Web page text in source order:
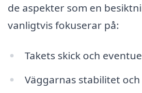
de aspekter som en
vanligtvis fokuserar på:
Takets skick och
Väggarnas stabilitet